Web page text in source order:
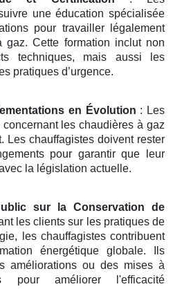
une éducation spécialisée
pour travailler légalement
gaz. Cette formation inclut non
techniques, mais aussi les
pratiques d’urgence.
en Évolution : Les
concernant les chaudières à gaz
Les chauffagistes doivent rester
pour garantir que leur
la législation actuelle.
sur la Conservation de
les clients sur les pratiques de
les chauffagistes contribuent
énergétique globale. Ils
améliorations ou des mises à
pour améliorer l'efficacité